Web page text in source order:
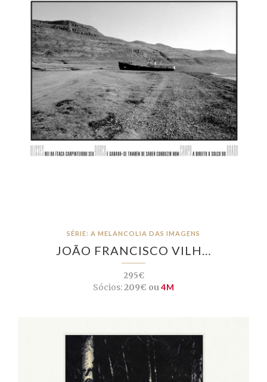
SÉRIE: A MELANCOLIA DAS IMAGENS
JOÃO FRANCISCO VILH…
295€
Sócios:209€ ou4M